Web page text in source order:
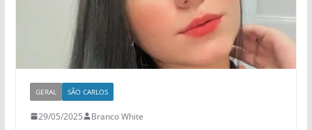
GERAL SÃO CARLOS
29/05/2025 Branco White